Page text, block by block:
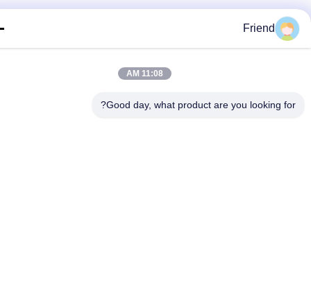
Friend
11:08 AM
Good day, what product are you looking